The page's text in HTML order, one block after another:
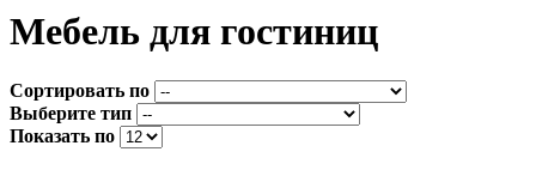
Мебель для гостиниц
Сортировать по
Выберите тип
Показать по